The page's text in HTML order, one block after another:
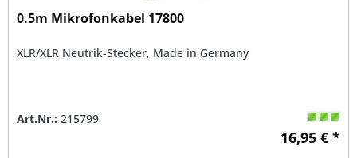
0.5m Mikrofonkabel 17800
XLR/XLR Neutrik-Stecker, Made in Germany
Art.Nr.: 215799
16,95 € *